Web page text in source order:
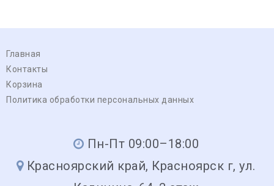
Главная
Контакты
Корзина
Политика обработки персональных данных
Пн-Пт 09:00–18:00
Красноярский край, Красноярск г, ул.